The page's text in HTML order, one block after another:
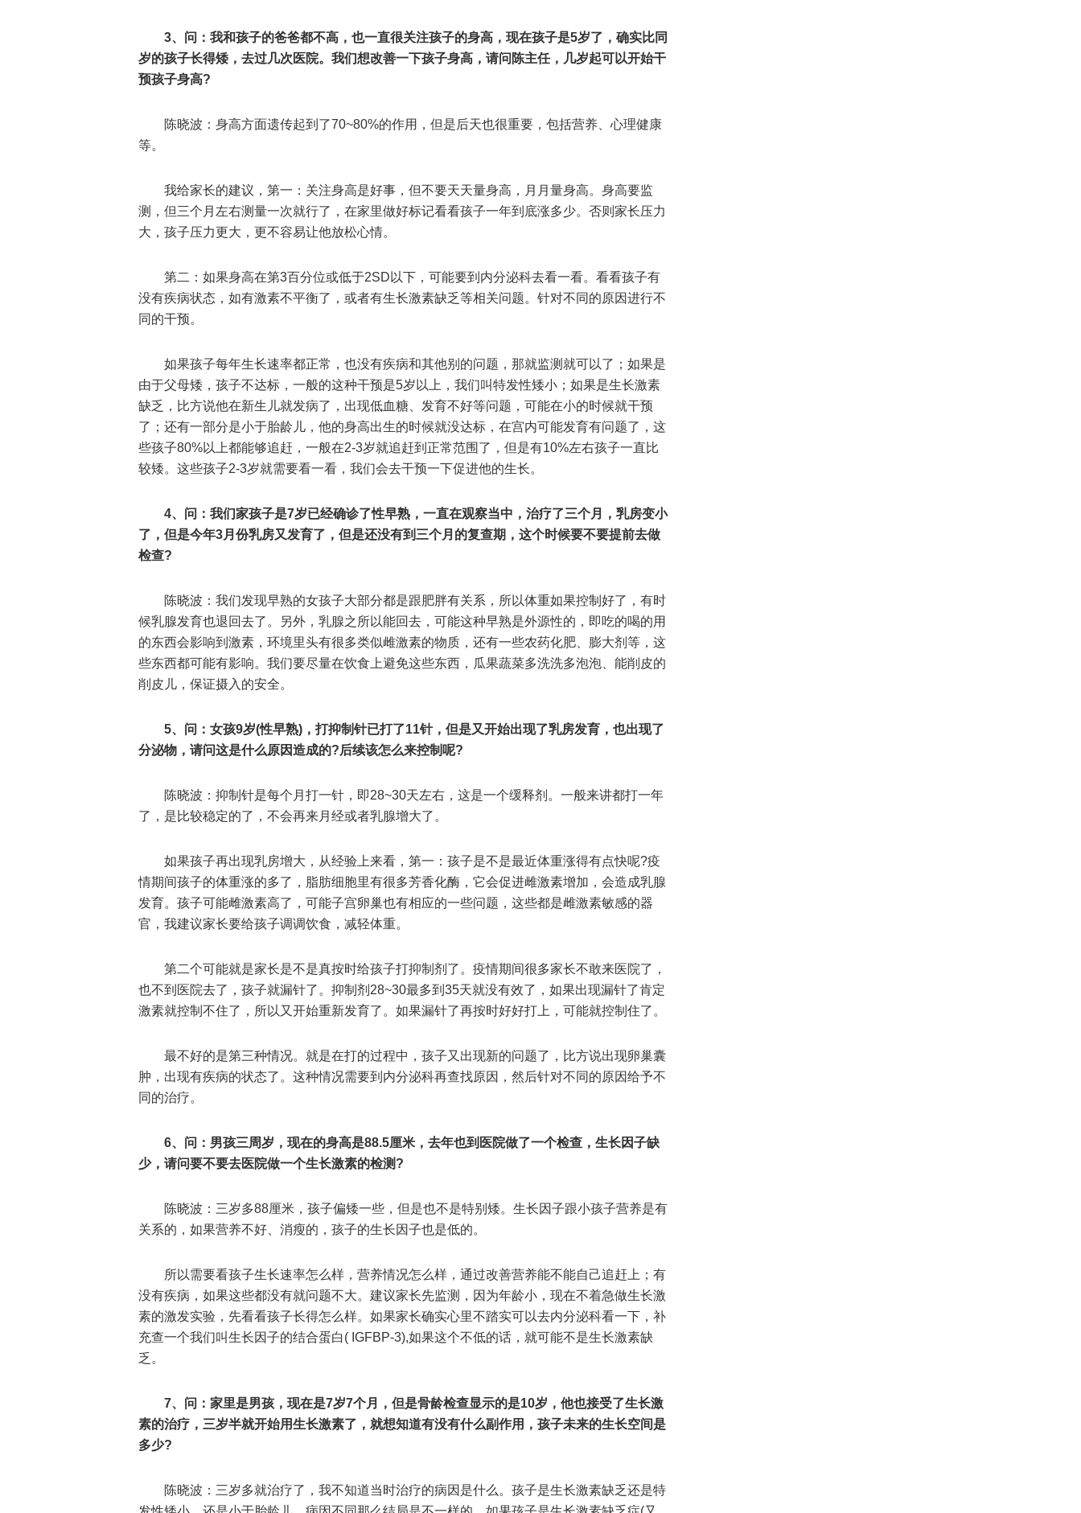
3、问：我和孩子的爸爸都不高，也一直很关注孩子的身高，现在孩子是5岁了，确实比同
岁的孩子长得矮，去过几次医院。我们想改善一下孩子身高，请问陈主任，几岁起可以开始干
预孩子身高?
陈晓波：身高方面遗传起到了70~80%的作用，但是后天也很重要，包括营养、心理健康
等。
我给家长的建议，第一：关注身高是好事，但不要天天量身高，月月量身高。身高要监
测，但三个月左右测量一次就行了，在家里做好标记看看孩子一年到底涨多少。否则家长压力
大，孩子压力更大，更不容易让他放松心情。
第二：如果身高在第3百分位或低于2SD以下，可能要到内分泌科去看一看。看看孩子有
没有疾病状态，如有激素不平衡了，或者有生长激素缺乏等相关问题。针对不同的原因进行不
同的干预。
如果孩子每年生长速率都正常，也没有疾病和其他别的问题，那就监测就可以了；如果是
由于父母矮，孩子不达标，一般的这种干预是5岁以上，我们叫特发性矮小；如果是生长激素
缺乏，比方说他在新生儿就发病了，出现低血糖、发育不好等问题，可能在小的时候就干预
了；还有一部分是小于胎龄儿，他的身高出生的时候就没达标，在宫内可能发育有问题了，这
些孩子80%以上都能够追赶，一般在2-3岁就追赶到正常范围了，但是有10%左右孩子一直比
较矮。这些孩子2-3岁就需要看一看，我们会去干预一下促进他的生长。
4、问：我们家孩子是7岁已经确诊了性早熟，一直在观察当中，治疗了三个月，乳房变小
了，但是今年3月份乳房又发育了，但是还没有到三个月的复查期，这个时候要不要提前去做
检查?
陈晓波：我们发现早熟的女孩子大部分都是跟肥胖有关系，所以体重如果控制好了，有时
候乳腺发育也退回去了。另外，乳腺之所以能回去，可能这种早熟是外源性的，即吃的喝的用
的东西会影响到激素，环境里头有很多类似雌激素的物质，还有一些农药化肥、膨大剂等，这
些东西都可能有影响。我们要尽量在饮食上避免这些东西，瓜果蔬菜多洗洗多泡泡、能削皮的
削皮儿，保证摄入的安全。
5、问：女孩9岁(性早熟)，打抑制针已打了11针，但是又开始出现了乳房发育，也出现了
分泌物，请问这是什么原因造成的?后续该怎么来控制呢?
陈晓波：抑制针是每个月打一针，即28~30天左右，这是一个缓释剂。一般来讲都打一年
了，是比较稳定的了，不会再来月经或者乳腺增大了。
如果孩子再出现乳房增大，从经验上来看，第一：孩子是不是最近体重涨得有点快呢?疫
情期间孩子的体重涨的多了，脂肪细胞里有很多芳香化酶，它会促进雌激素增加，会造成乳腺
发育。孩子可能雌激素高了，可能子宫卵巢也有相应的一些问题，这些都是雌激素敏感的器
官，我建议家长要给孩子调调饮食，减轻体重。
第二个可能就是家长是不是真按时给孩子打抑制剂了。疫情期间很多家长不敢来医院了，
也不到医院去了，孩子就漏针了。抑制剂28~30最多到35天就没有效了，如果出现漏针了肯定
激素就控制不住了，所以又开始重新发育了。如果漏针了再按时好好打上，可能就控制住了。
最不好的是第三种情况。就是在打的过程中，孩子又出现新的问题了，比方说出现卵巢囊
肿，出现有疾病的状态了。这种情况需要到内分泌科再查找原因，然后针对不同的原因给予不
同的治疗。
6、问：男孩三周岁，现在的身高是88.5厘米，去年也到医院做了一个检查，生长因子缺
少，请问要不要去医院做一个生长激素的检测?
陈晓波：三岁多88厘米，孩子偏矮一些，但是也不是特别矮。生长因子跟小孩子营养是有
关系的，如果营养不好、消瘦的，孩子的生长因子也是低的。
所以需要看孩子生长速率怎么样，营养情况怎么样，通过改善营养能不能自己追赶上；有
没有疾病，如果这些都没有就问题不大。建议家长先监测，因为年龄小，现在不着急做生长激
素的激发实验，先看看孩子长得怎么样。如果家长确实心里不踏实可以去内分泌科看一下，补
充查一个我们叫生长因子的结合蛋白( IGFBP-3),如果这个不低的话，就可能不是生长激素缺
乏。
7、问：家里是男孩，现在是7岁7个月，但是骨龄检查显示的是10岁，他也接受了生长激
素的治疗，三岁半就开始用生长激素了，就想知道有没有什么副作用，孩子未来的生长空间是
多少?
陈晓波：三岁多就治疗了，我不知道当时治疗的病因是什么。孩子是生长激素缺乏还是特